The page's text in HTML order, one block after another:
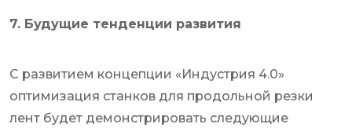
7. Будущие тенденции развития
С развитием концепции «Индустрия 4.0»
оптимизация станков для продольной резки
лент будет демонстрировать следующие